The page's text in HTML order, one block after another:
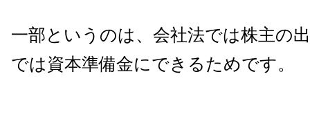
一部というのは、会社法では株主の
では資本準備金にできるためです。